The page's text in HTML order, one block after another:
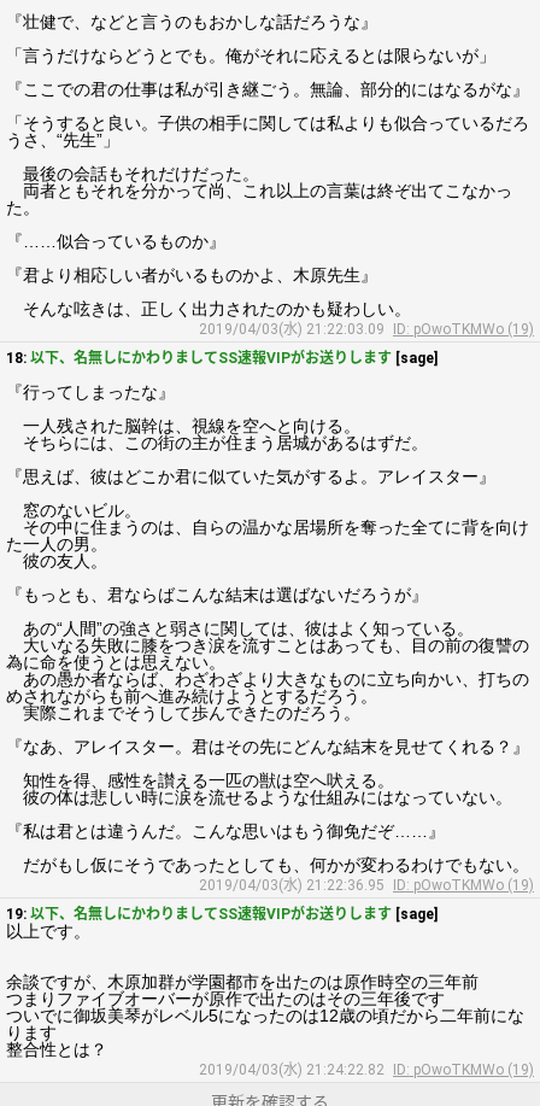
『壮健で、などと言うのもおかしな話だろうな』
「言うだけならどうとでも。俺がそれに応えるとは限らないが」
『ここでの君の仕事は私が引き継ごう。無論、部分的にはなるがな』
「そうすると良い。子供の相手に関しては私よりも似合っているだろ
うさ、“先生”」
最後の会話もそれだけだった。
両者ともそれを分かって尚、これ以上の言葉は終ぞ出てこなかっ
た。
『……似合っているものか』
『君より相応しい者がいるものかよ、木原先生』
そんな呟きは、正しく出力されたのかも疑わしい。
2019/04/03(水) 21:22:03.09
ID: pOwoTKMWo (19)
18: 以下、名無しにかわりましてSS速報VIPがお送りします [sage]
『行ってしまったな』
一人残された脳幹は、視線を空へと向ける。
そちらには、この街の主が住まう居城があるはずだ。
『思えば、彼はどこか君に似ていた気がするよ。アレイスター』
窓のないビル。
その中に住まうのは、自らの温かな居場所を奪った全てに背を向け
た一人の男。
彼の友人。
『もっとも、君ならばこんな結末は選ばないだろうが』
あの“人間”の強さと弱さに関しては、彼はよく知っている。
大いなる失敗に膝をつき涙を流すことはあっても、目の前の復讐の
為に命を使うとは思えない。
あの愚か者ならば、わざわざより大きなものに立ち向かい、打ちの
めされながらも前へ進み続けようとするだろう。
実際これまでそうして歩んできたのだろう。
『なあ、アレイスター。君はその先にどんな結末を見せてくれる？』
知性を得、感性を讃える一匹の獣は空へ吠える。
彼の体は悲しい時に涙を流せるような仕組みにはなっていない。
『私は君とは違うんだ。こんな思いはもう御免だぞ……』
だがもし仮にそうであったとしても、何かが変わるわけでもない。
2019/04/03(水) 21:22:36.95
ID: pOwoTKMWo (19)
19: 以下、名無しにかわりましてSS速報VIPがお送りします [sage]
以上です。
余談ですが、木原加群が学園都市を出たのは原作時空の三年前
つまりファイブオーバーが原作で出たのはその三年後です
ついでに御坂美琴がレベル5になったのは12歳の頃だから二年前にな
ります
整合性とは？
2019/04/03(水) 21:24:22.82 ID: pOwoTKMWo (19)